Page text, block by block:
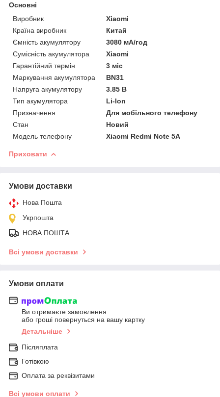
Основні
Виробник
Xiaomi
Країна виробник
Китай
Ємність акумулятору
3080 мА/год
Сумісність акумулятора
Xiaomi
Гарантійний термін
3 міс
Маркування акумулятора
BN31
Напруга акумулятору
3.85 В
Тип акумулятора
Li-Ion
Призначення
Для мобільного телефону
Стан
Новий
Модель телефону
Xiaomi Redmi Note 5A
Приховати
Умови доставки
Нова Пошта
Укрпошта
НОВА ПОШТА
Всі умови доставки
Умови оплати
Ви отримаєте замовлення
або гроші повернуться на вашу картку
Детальніше
Післяплата
Готівкою
Оплата за реквізитами
Всі умови оплати